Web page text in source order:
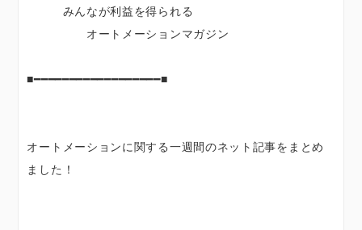
みんなが利益を得られる
オートメーションマガジン
■━━━━━━━━━━━━━━━━━━■
オートメーションに関する一週間のネット記事をまとめ
ました！